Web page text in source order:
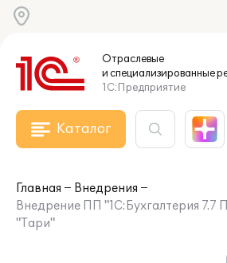
Отраслевые
и специализированные
1С:Предприятие
Каталог
Главная
Внедрения
Внедрение ПП "1С:Бухгалтерия
"Тари"